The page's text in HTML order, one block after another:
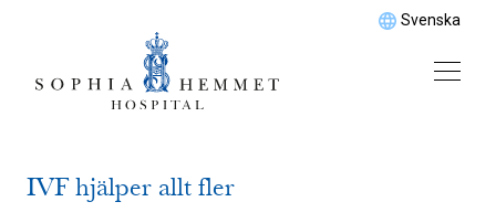
Svenska
IVF hjälper allt fler